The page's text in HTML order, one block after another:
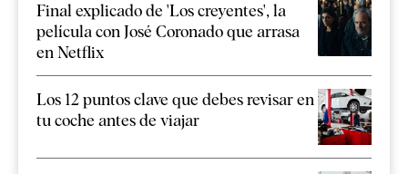
Final explicado de 'Los creyentes', la
película con José Coronado que arrasa
en Netflix
Los 12 puntos clave que debes revisar en
tu coche antes de viajar